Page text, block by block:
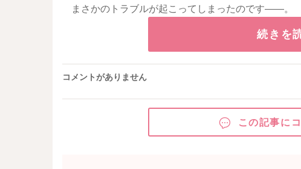
まさかのトラブルが起こってしまったのです――。
続きを
コメントがありません
この記事に